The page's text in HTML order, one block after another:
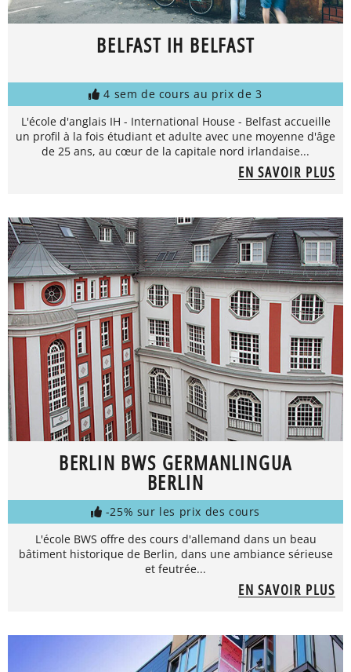
BELFAST IH BELFAST
4 sem de cours au prix de 3
L'école d'anglais IH - International House - Belfast accueille
un profil à la fois étudiant et adulte avec une moyenne d'âge
de 25 ans, au cœur de la capitale nord irlandaise...
EN SAVOIR PLUS
BERLIN BWS GERMANLINGUA
BERLIN
-25% sur les prix des cours
L'école BWS offre des cours d'allemand dans un beau
bâtiment historique de Berlin, dans une ambiance sérieuse
et feutrée...
EN SAVOIR PLUS